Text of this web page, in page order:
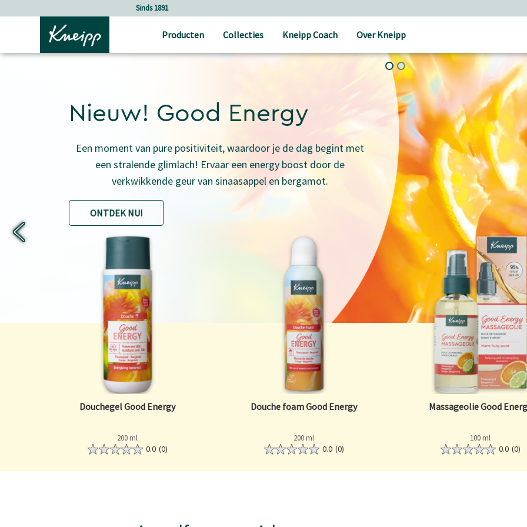
Holistische verzorging
Producten Collecties Kneipp Coach Over Kneipp
Nieuw! Good Energy
Een moment van pure positiviteit, waardoor je de dag begint met
een stralende glimlach! Ervaar een energy boost door de
verkwikkende geur van sinaasappel en bergamot.
ONTDEK NU!
Douchegel Good Energy
200 ml
0.0 (0)
Douche foam Good Energy
200 ml
0.0 (0)
Massageolie Good
100 ml
0.0 (0)